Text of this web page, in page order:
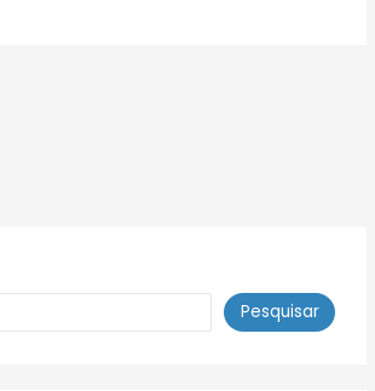
Pesquisar